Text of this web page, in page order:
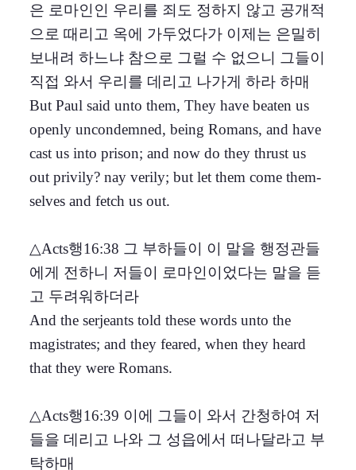
은 로마인인 우리를 죄도 정하지 않고 공개적
으로 때리고 옥에 가두었다가 이제는 은밀히
보내려 하느냐 참으로 그럴 수 없으니 그들이
직접 와서 우리를 데리고 나가게 하라 하매
But Paul said unto them, They have beaten us
openly uncondemned, being Romans, and have
cast us into prison; and now do they thrust us
out privily? nay verily; but let them come them-
selves and fetch us out.
△Acts행16:38 그 부하들이 이 말을 행정관들
에게 전하니 저들이 로마인이었다는 말을 듣
고 두려워하더라
And the serjeants told these words unto the
magistrates; and they feared, when they heard
that they were Romans.
△Acts행16:39 이에 그들이 와서 간청하여 저
들을 데리고 나와 그 성읍에서 떠나달라고 부
탁하매